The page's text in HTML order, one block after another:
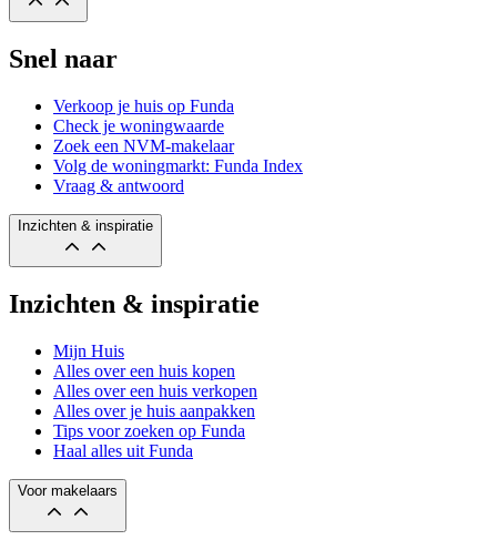
Snel naar
Verkoop je huis op Funda
Check je woningwaarde
Zoek een NVM-makelaar
Volg de woningmarkt: Funda Index
Vraag & antwoord
Inzichten & inspiratie
Inzichten & inspiratie
Mijn Huis
Alles over een huis kopen
Alles over een huis verkopen
Alles over je huis aanpakken
Tips voor zoeken op Funda
Haal alles uit Funda
Voor makelaars